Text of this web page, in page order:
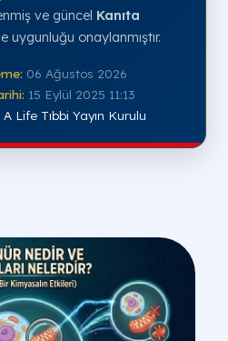
ve güncel Kanıta
uygunluğu onaylanmıştır.
06 Ağustos 2026
15 Eylül 2025 11:13
A Life Tıbbi Yayın Kurulu